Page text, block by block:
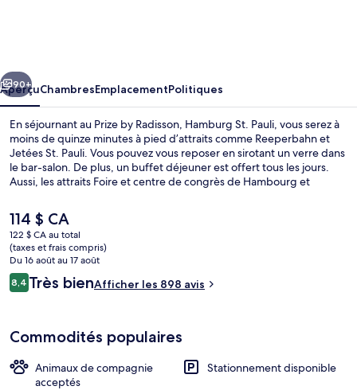
Hamburg
St.
Pauli
Suivant
90+
AperçuChambresEmplacementPolitiques
En séjournant au Prize by Radisson, Hamburg St. Pauli, vous serez à
moins de quinze minutes à pied d’attraits comme Reeperbahn et
Jetées St. Pauli. Vous pouvez vous reposer en sirotant un verre dans
le bar-salon. De plus, un buffet déjeuner est offert tous les jours.
Aussi, les attraits Foire et centre de congrès de Hambourg et
5 minutes en voiture. Les autres voyageurs apprécient vraiment le
personnel serviable. L’hébergement se situe à quelques minutes de
marche du transport en commun : Station S-Bahn Reeperbahn se
trouve à 4 minutes et Station S-Bahn Königstrasse est à 10 minutes.
Le
prix
actuel
est
de 114 $ CA
114 $ CA
122 $ CA au total
(taxes et frais compris)
Du 16 août au 17 août
Avis
8,48,4 sur 10 –
Très bienAfficher les 898 avis
Commodités populaires
Animaux de compagnie
acceptés
Stationnement disponible